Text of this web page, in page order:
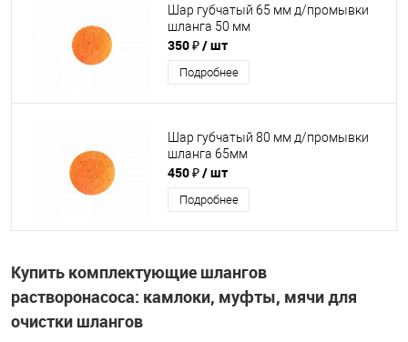
Шар губчатый 65 мм д/промывки
шланга 50 мм
350 ₽/ шт
Подробнее
Шар губчатый 80 мм д/промывки
шланга 65мм
450 ₽/ шт
Подробнее
Купить комплектующие шлангов
растворонасоса: камлоки, муфты, мячи для
очистки шлангов